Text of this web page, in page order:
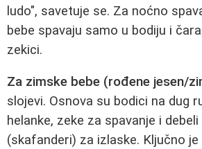
ludo", savetuje se. Za noćno
bebe spavaju samo u bodiju i
zekici.
Za zimske bebe (rođene jesen/
slojevi. Osnova su bodici na dug
helanke, zeke za spavanje i
(skafanderi) za izlaske. Ključno je